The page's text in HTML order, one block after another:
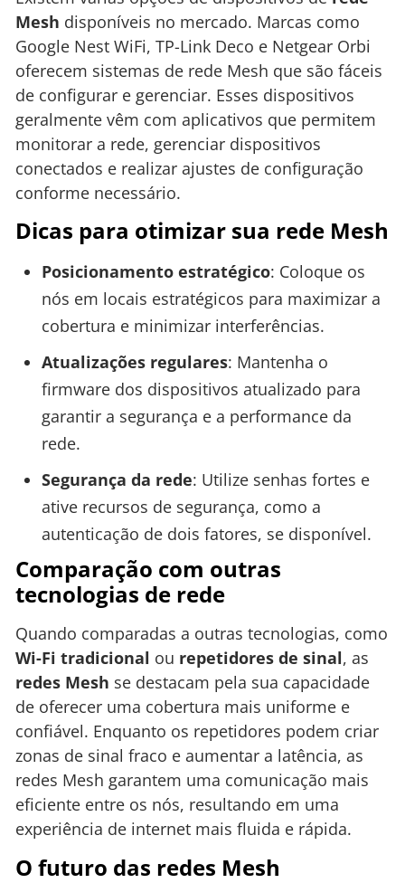
Mesh disponíveis no mercado. Marcas como
Google Nest WiFi, TP-Link Deco e Netgear Orbi
oferecem sistemas de rede Mesh que são fáceis
de configurar e gerenciar. Esses dispositivos
geralmente vêm com aplicativos que permitem
monitorar a rede, gerenciar dispositivos
conectados e realizar ajustes de configuração
conforme necessário.
Dicas para otimizar sua rede Mesh
Posicionamento estratégico: Coloque os
nós em locais estratégicos para maximizar a
cobertura e minimizar interferências.
Atualizações regulares: Mantenha o
firmware dos dispositivos atualizado para
garantir a segurança e a performance da
rede.
Segurança da rede: Utilize senhas fortes e
ative recursos de segurança, como a
autenticação de dois fatores, se disponível.
Comparação com outras
tecnologias de rede
Quando comparadas a outras tecnologias, como
Wi-Fi tradicional ou repetidores de sinal, as
redes Mesh se destacam pela sua capacidade
de oferecer uma cobertura mais uniforme e
confiável. Enquanto os repetidores podem criar
zonas de sinal fraco e aumentar a latência, as
redes Mesh garantem uma comunicação mais
eficiente entre os nós, resultando em uma
experiência de internet mais fluida e rápida.
O futuro das redes Mesh